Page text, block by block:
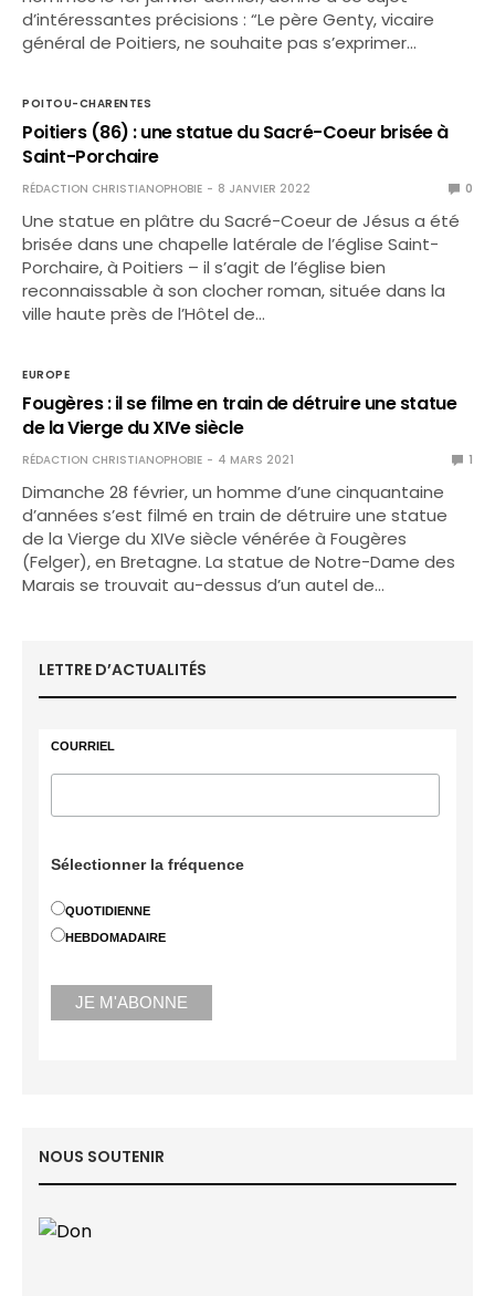
d’intéressantes précisions : “Le père Genty, vicaire
général de Poitiers, ne souhaite pas s’exprimer…
POITOU-CHARENTES
Poitiers (86) : une statue du Sacré-Coeur brisée à
Saint-Porchaire
RÉDACTION CHRISTIANOPHOBIE 8 JANVIER 2022 0
Une statue en plâtre du Sacré-Coeur de Jésus a été
brisée dans une chapelle latérale de l’église Saint-
Porchaire, à Poitiers – il s’agit de l’église bien
reconnaissable à son clocher roman, située dans la
ville haute près de l’Hôtel de…
EUROPE
Fougères : il se filme en train de détruire une statue
de la Vierge du XIVe siècle
RÉDACTION CHRISTIANOPHOBIE 4 MARS 2021 1
Dimanche 28 février, un homme d’une cinquantaine
d’années s’est filmé en train de détruire une statue
de la Vierge du XIVe siècle vénérée à Fougères
(Felger), en Bretagne. La statue de Notre-Dame des
Marais se trouvait au-dessus d’un autel de…
LETTRE D’ACTUALITÉS
COURRIEL
Sélectionner la fréquence
QUOTIDIENNE
HEBDOMADAIRE
NOUS SOUTENIR